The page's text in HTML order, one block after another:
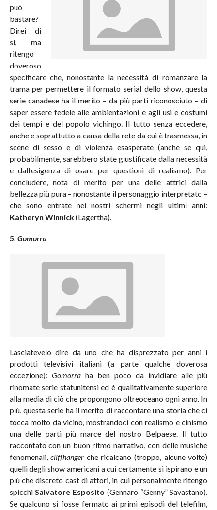
può
bastare?
Direi di
sì, ma
ritengo
doveroso
specificare che, nonostante la necessità di romanzare la
trama per permettere il formato serial dello show, questa
serie canadese ha il merito – da più parti riconosciuto – di
saper essere fedele alle ambientazioni e agli usi e costumi
dei tempi e del popolo vichingo. Il tutto senza eccedere,
anche e soprattutto a causa della rete da cui è trasmessa, in
scene di sesso e di violenza esasperate (anche se qui,
probabilmente, sarebbero state giustificate dalla necessità
e dall’esigenza di osare per questioni di realismo). Per
concludere, nota di merito per una delle attrici dalla
bellezza più pura – nonostante il personaggio interpretato –
che sono entrate nei nostri schermi negli ultimi anni:
Katheryn Winnick(Lagertha).
5. Gomorra
Lasciatevelo dire da uno che ha disprezzato per anni i
prodotti televisivi italiani (a parte qualche doverosa
eccezione): Gomorraha ben poco da invidiare alle più
rinomate serie statunitensi ed è qualitativamente superiore
alla media di ciò che propongono oltreoceano ogni anno. In
più, questa serie ha il merito di raccontare una storia che ci
tocca molto da vicino, mostrandoci con realismo e cinismo
una delle parti più marce del nostro Belpaese. Il tutto
raccontato con un buon ritmo narrativo, con delle musiche
fenomenali,cliffhanger che ricalcano (troppo, alcune volte)
quelli degli show americani a cui certamente si ispirano e un
più che discreto cast di attori, in cui personalmente ritengo
spicchi Salvatore Esposito (Gennaro “Genny” Savastano).
Se qualcuno si fosse fermato ai primi episodi del telefilm,